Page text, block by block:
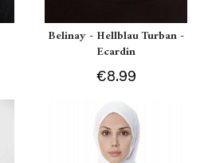
Belinay - Hellblau Turban -
Ecardin
€8.99